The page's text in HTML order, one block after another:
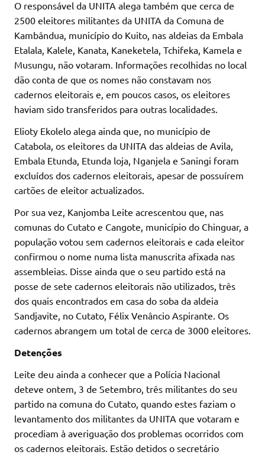
O responsável da UNITA alega também que cerca de
2500 eleitores militantes da UNITA da Comuna de
Kambândua, município do Kuito, nas aldeias da Embala
Etalala, Kalele, Kanata, Kaneketela, Tchifeka, Kamela e
Musungu, não votaram. Informações recolhidas no local
dão conta de que os nomes não constavam nos
cadernos eleitorais e, em poucos casos, os eleitores
haviam sido transferidos para outras localidades.
Elioty Ekolelo alega ainda que, no município de
Catabola, os eleitores da UNITA das aldeias de Avila,
Embala Etunda, Etunda loja, Nganjela e Saningi foram
excluídos dos cadernos eleitorais, apesar de possuírem
cartões de eleitor actualizados.
Por sua vez, Kanjomba Leite acrescentou que, nas
comunas do Cutato e Cangote, município do Chinguar, a
população votou sem cadernos eleitorais e cada eleitor
confirmou o nome numa lista manuscrita afixada nas
assembleias. Disse ainda que o seu partido está na
posse de sete cadernos eleitorais não utilizados, três
dos quais encontrados em casa do soba da aldeia
Sandjavite, no Cutato, Félix Venâncio Aspirante. Os
cadernos abrangem um total de cerca de 3000 eleitores.
Detenções
Leite deu ainda a conhecer que a Polícia Nacional
deteve ontem, 3 de Setembro, três militantes do seu
partido na comuna do Cutato, quando estes faziam o
levantamento dos militantes da UNITA que votaram e
procediam à averiguação dos problemas ocorridos com
os cadernos eleitorais. Estão detidos o secretário